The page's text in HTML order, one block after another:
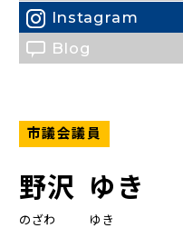
Instagram
（新しいタブで
Blog
市議会議員
野沢 ゆき
のざわ ゆき